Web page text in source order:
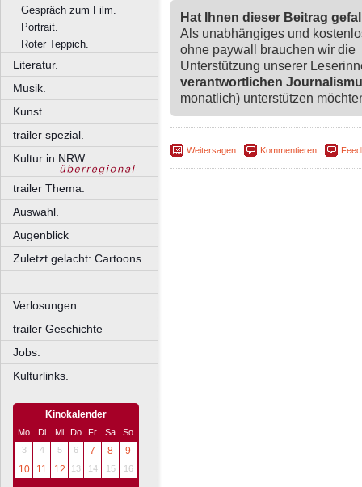
Gespräch zum Film.
Portrait.
Roter Teppich.
Literatur.
Musik.
Kunst.
trailer spezial.
Kultur in NRW.
trailer Thema.
Auswahl.
Augenblick
Zuletzt gelacht: Cartoons.
––––––––––––––––––––
Verlosungen.
trailer Geschichte
Jobs.
Kulturlinks.
Kinokalender
Mo Di Mi Do Fr Sa
So
3
4 5 6 7 8
9
10
11 12 13 14 15 16
Hat Ihnen dieser Beitrag
Als unabhängiges und
ohne paywall brauchen wir die
Unterstützung unserer
verantwortlichen
monatlich) unterstützen
Weitersagen Kommentieren